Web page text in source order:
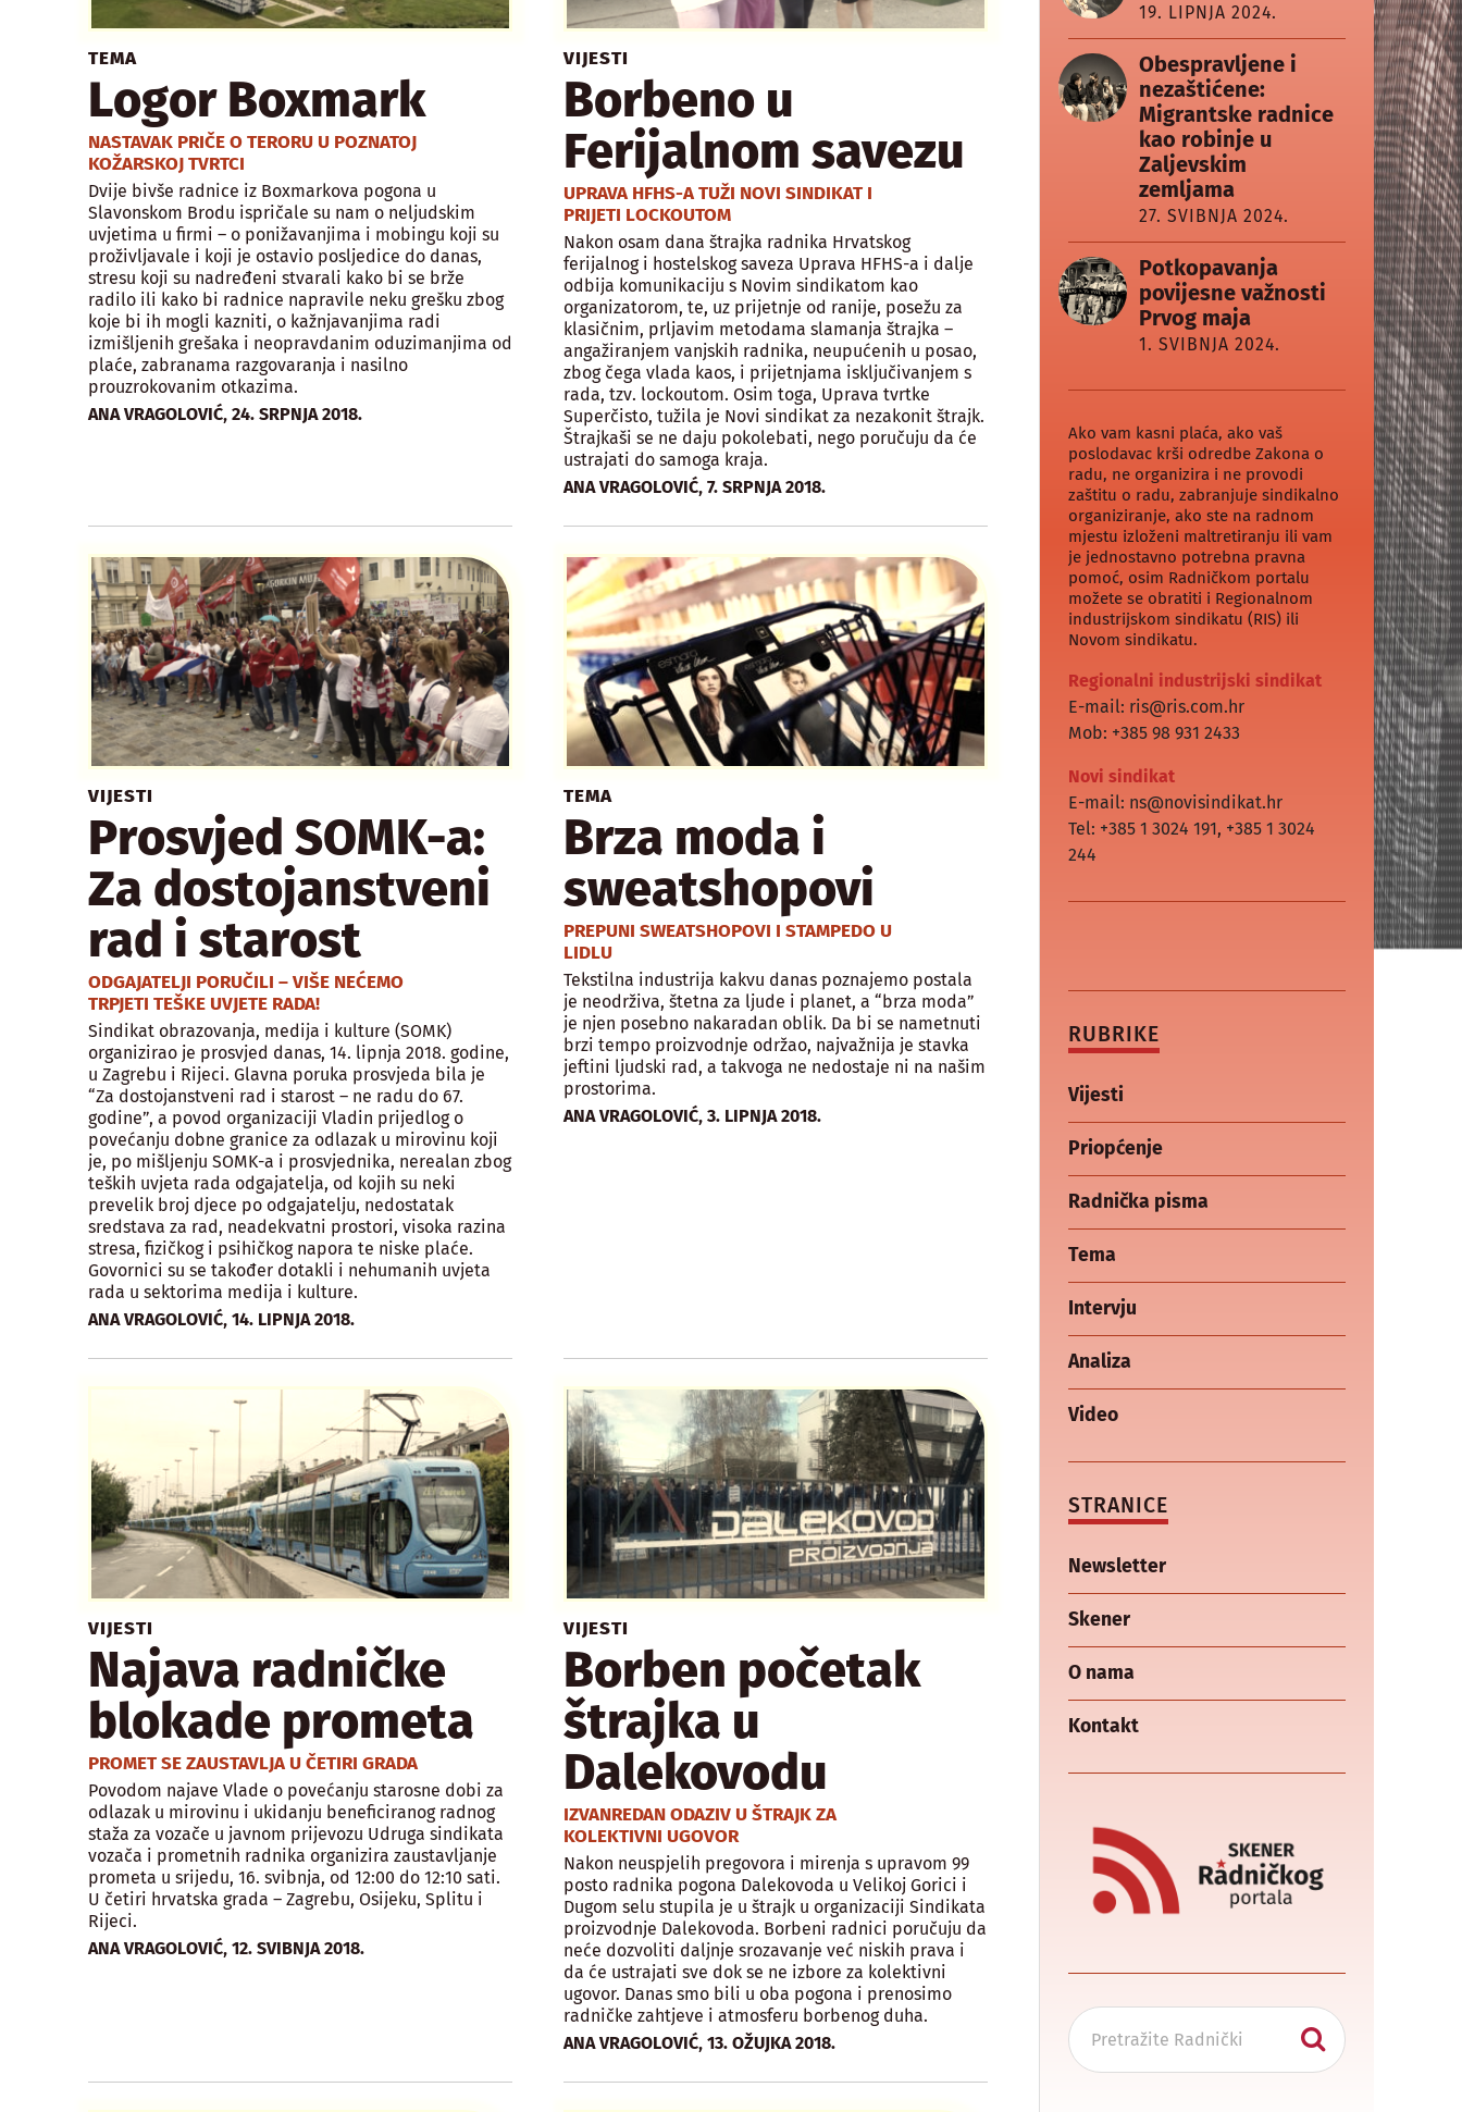
TEMA
Logor Boxmark
NASTAVAK PRIČE O TERORU U POZNATOJ
KOŽARSKOJ TVRTCI
Dvije bivše radnice iz Boxmarkova pogona u
Slavonskom Brodu ispričale su nam o neljudskim
uvjetima u firmi – o ponižavanjima i mobingu koji su
proživljavale i koji je ostavio posljedice do danas,
stresu koji su nadređeni stvarali kako bi se brže
radilo ili kako bi radnice napravile neku grešku zbog
koje bi ih mogli kazniti, o kažnjavanjima radi
izmišljenih grešaka i neopravdanim oduzimanjima od
plaće, zabranama razgovaranja i nasilno
prouzrokovanim otkazima.
ANA VRAGOLOVIĆ, 24. SRPNJA 2018.
VIJESTI
Borbeno u
Ferijalnom savezu
UPRAVA HFHS-A TUŽI NOVI SINDIKAT I
PRIJETI LOCKOUTOM
Nakon osam dana štrajka radnika Hrvatskog
ferijalnog i hostelskog saveza Uprava HFHS-a i dalje
odbija komunikaciju s Novim sindikatom kao
organizatorom, te, uz prijetnje od ranije, posežu za
klasičnim, prljavim metodama slamanja štrajka –
angažiranjem vanjskih radnika, neupućenih u posao,
zbog čega vlada kaos, i prijetnjama isključivanjem s
rada, tzv. lockoutom. Osim toga, Uprava tvrtke
Superčisto, tužila je Novi sindikat za nezakonit štrajk.
Štrajkaši se ne daju pokolebati, nego poručuju da će
ustrajati do samoga kraja.
ANA VRAGOLOVIĆ,7. SRPNJA 2018.
VIJESTI
Prosvjed SOMK-a:
Za dostojanstveni
rad i starost
ODGAJATELJI PORUČILI – VIŠE NEĆEMO
TRPJETI TEŠKE UVJETE RADA!
Sindikat obrazovanja, medija i kulture (SOMK)
organizirao je prosvjed danas, 14. lipnja 2018. godine,
u Zagrebu i Rijeci. Glavna poruka prosvjeda bila je
“Za dostojanstveni rad i starost – ne radu do 67.
godine”, a povod organizaciji Vladin prijedlog o
povećanju dobne granice za odlazak u mirovinu koji
je, po mišljenju SOMK-a i prosvjednika, nerealan zbog
teških uvjeta rada odgajatelja, od kojih su neki
prevelik broj djece po odgajatelju, nedostatak
sredstava za rad, neadekvatni prostori, visoka razina
stresa, fizičkog i psihičkog napora te niske plaće.
Govornici su se također dotakli i nehumanih uvjeta
rada u sektorima medija i kulture.
ANA VRAGOLOVIĆ, 14. LIPNJA 2018.
TEMA
Brza moda i
sweatshopovi
PREPUNI SWEATSHOPOVI I STAMPEDO U
LIDLU
Tekstilna industrija kakvu danas poznajemo postala
je neodrživa, štetna za ljude i planet, a “brza moda”
je njen posebno nakaradan oblik. Da bi se nametnuti
brzi tempo proizvodnje održao, najvažnija je stavka
jeftini ljudski rad, a takvoga ne nedostaje ni na našim
prostorima.
ANA VRAGOLOVIĆ,3. LIPNJA 2018.
VIJESTI
Najava radničke
blokade prometa
PROMET SE ZAUSTAVLJA U ČETIRI GRADA
Povodom najave Vlade o povećanju starosne dobi za
odlazak u mirovinu i ukidanju beneficiranog radnog
staža za vozače u javnom prijevozu Udruga sindikata
vozača i prometnih radnika organizira zaustavljanje
prometa u srijedu, 16. svibnja, od 12:00 do 12:10 sati.
U četiri hrvatska grada – Zagrebu, Osijeku, Splitu i
Rijeci.
ANA VRAGOLOVIĆ, 12. SVIBNJA 2018.
VIJESTI
Borben početak
štrajka u
Dalekovodu
IZVANREDAN ODAZIV U ŠTRAJK ZA
KOLEKTIVNI UGOVOR
Nakon neuspjelih pregovora i mirenja s upravom 99
posto radnika pogona Dalekovoda u Velikoj Gorici i
Dugom selu stupila je u štrajk u organizaciji Sindikata
proizvodnje Dalekovoda. Borbeni radnici poručuju da
neće dozvoliti daljnje srozavanje već niskih prava i
da će ustrajati sve dok se ne izbore za kolektivni
ugovor. Danas smo bili u oba pogona i prenosimo
radničke zahtjeve i atmosferu borbenog duha.
ANA VRAGOLOVIĆ,13. OŽUJKA 2018.
19. LIPNJA 2024.
Obespravljene i
nezaštićene:
Migrantske radnice
kao robinje u
Zaljevskim
zemljama
27. SVIBNJA 2024.
Potkopavanja
povijesne važnosti
Prvog maja
1. SVIBNJA 2024.
Ako vam kasni plaća, ako vaš
poslodavac krši odredbe Zakona o
radu, ne organizira i ne provodi
zaštitu o radu, zabranjuje sindikalno
organiziranje, ako ste na radnom
mjestu izloženi maltretiranju ili vam
je jednostavno potrebna pravna
pomoć, osim Radničkom portalu
možete se obratiti i Regionalnom
industrijskom sindikatu (RIS) ili
Novom sindikatu.
Regionalni industrijski sindikat
E-mail: ris@ris.com.hr
Mob: +385 98 931 2433
Novi sindikat
E-mail: ns@novisindikat.hr
Tel: +385 1 3024 191, +385 1 3024
244
RUBRIKE
Vijesti
Priopćenje
Radnička pisma
Tema
Intervju
Analiza
Video
STRANICE
Newsletter
Skener
O nama
Kontakt